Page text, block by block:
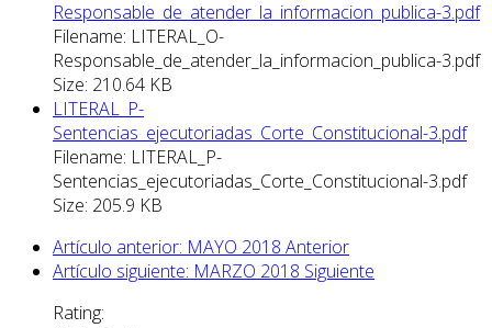
Responsable_de_atender_la_informacion_publica-3.pdf
Filename: LITERAL_O-
Responsable_de_atender_la_informacion_publica-3.pdf
Size: 210.64 KB
LITERAL_P-
Sentencias_ejecutoriadas_Corte_Constitucional-3.pdf
Filename: LITERAL_P-
Sentencias_ejecutoriadas_Corte_Constitucional-3.pdf
Size: 205.9 KB
Artículo anterior: MAYO 2018 Anterior
Artículo siguiente: MARZO 2018 Siguiente
Rating: